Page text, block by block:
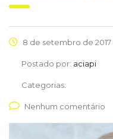
8 de setembro de 2017
Postado por: aciapi
Categorias:
Nenhum comentário